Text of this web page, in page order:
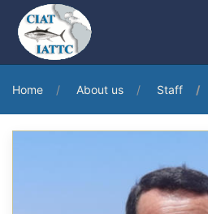
Home About us Staff